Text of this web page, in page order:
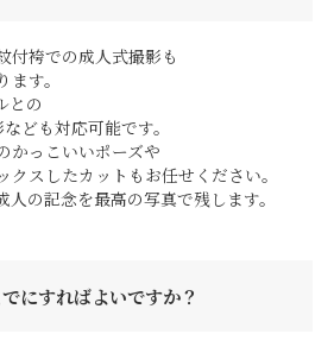
付袴での成人式撮影も
す。
との
ども対応可能です。
かっこいいポーズや
クスしたカットもお任せください。
人の記念を最高の写真で残します。
にすればよいですか？